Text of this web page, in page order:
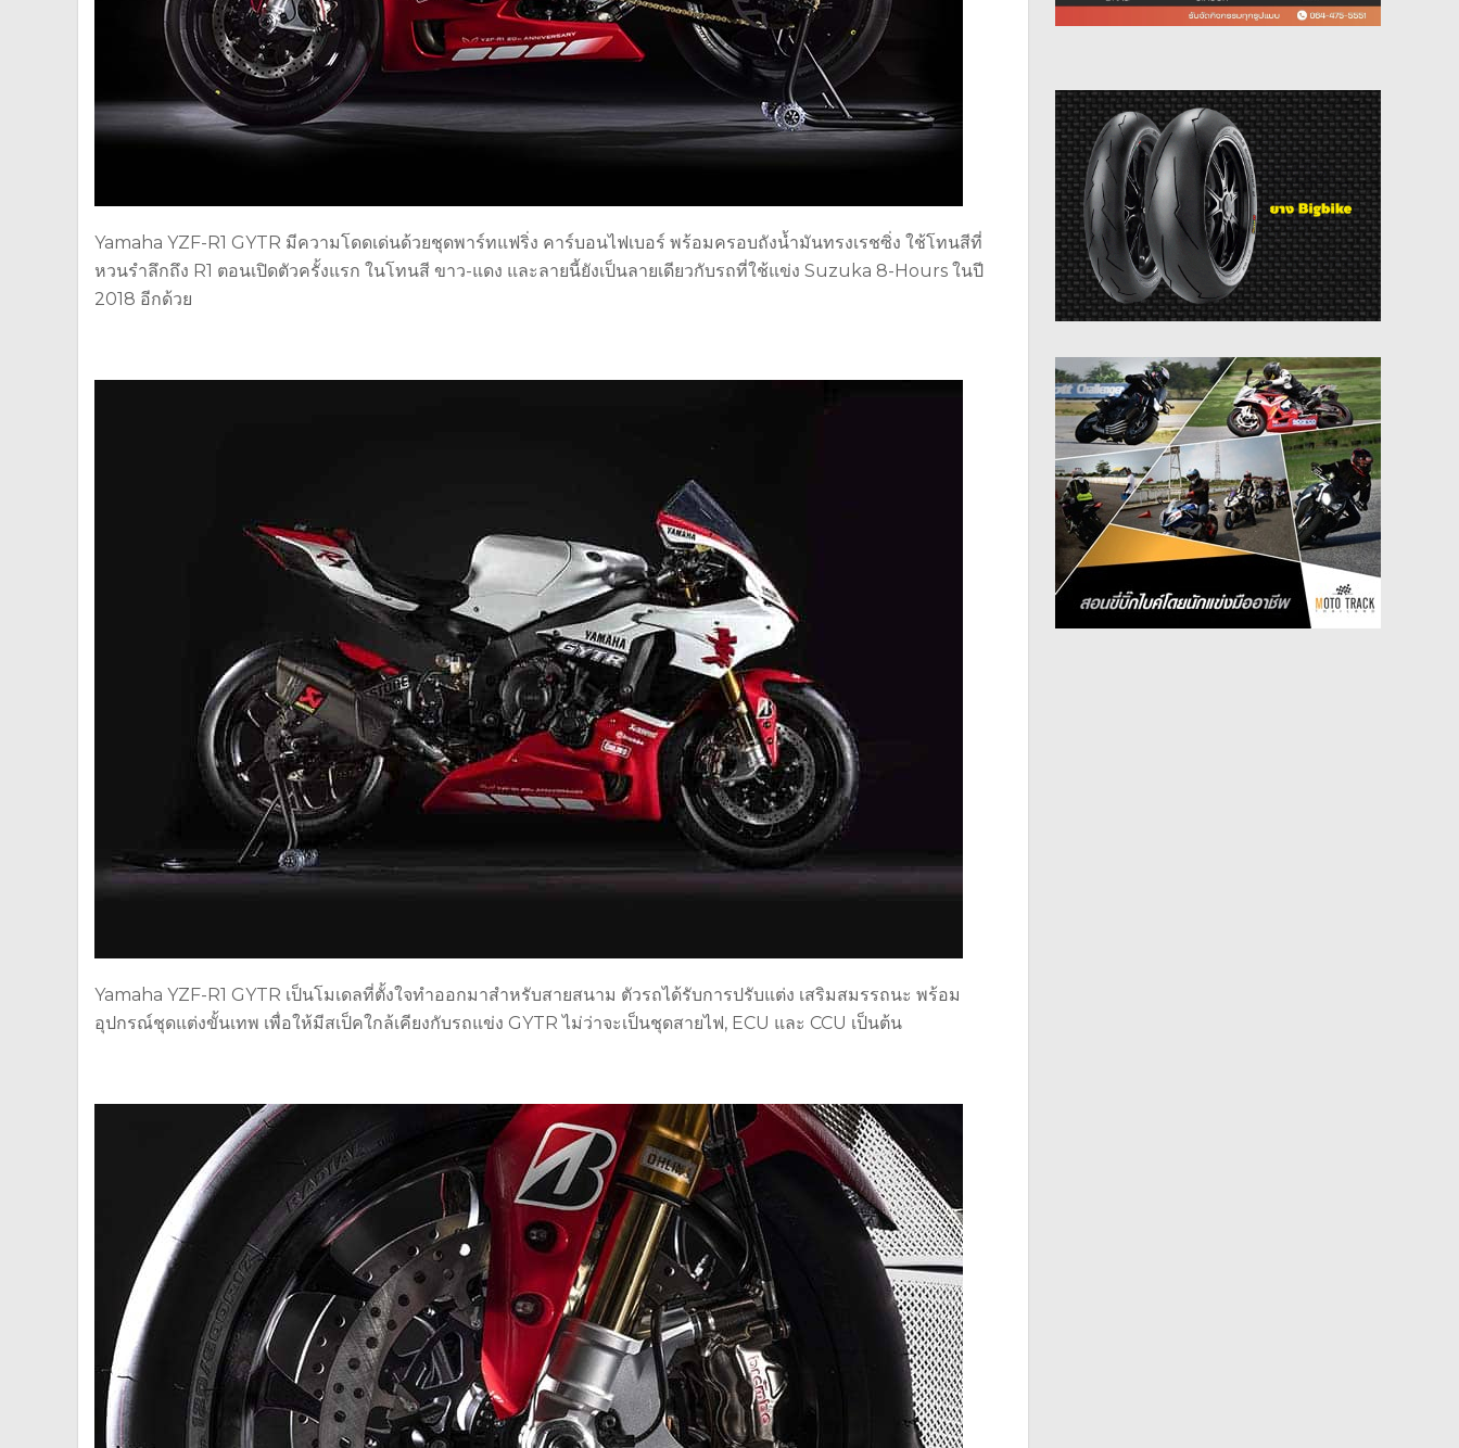
Yamaha YZF-R1 GYTR มีความโดดเด่นด้วยชุดพาร์ทแฟริ่ง คาร์บอนไฟเบอร์ พร้อมครอบถังน้ำมันทรงเรชซิ่ง ใช้โทนสีที่
หวนรำลึกถึง R1 ตอนเปิดตัวครั้งแรก ในโทนสี ขาว-แดง และลายนี้ยังเป็นลายเดียวกับรถที่ใช้แข่ง Suzuka 8-Hours ในปี
2018 อีกด้วย
Yamaha YZF-R1 GYTR เป็นโมเดลที่ตั้งใจทำออกมาสำหรับสายสนาม ตัวรถได้รับการปรับแต่ง เสริมสมรรถนะ พร้อม
อุปกรณ์ชุดแต่งขั้นเทพ เพื่อให้มีสเป็คใกล้เคียงกับรถแข่ง GYTR ไม่ว่าจะเป็นชุดสายไฟ, ECU และ CCU เป็นต้น